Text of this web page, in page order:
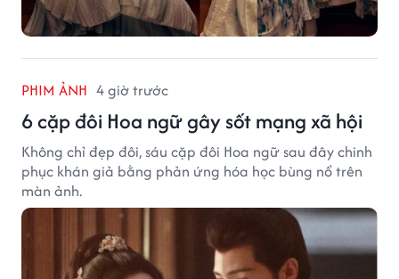
PHIM ẢNH 4 giờ trước
6 cặp đôi Hoa ngữ gây sốt mạng xã hội
Không chỉ đẹp đôi, sáu cặp đôi Hoa ngữ sau đây chinh
phục khán giả bằng phản ứng hóa học bùng nổ trên
màn ảnh.